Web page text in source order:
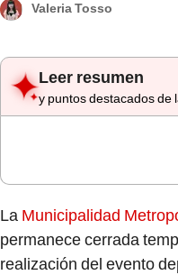
Valeria Tosso
Leer resumen
y puntos destacados de
La Municipalidad
permanece cerrada
realización del evento